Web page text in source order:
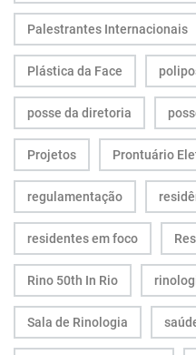
Palestrantes Internacionais
Plástica da Face
posse da diretoria
Projetos Prontuário
regulamentação
residentes em foco
Rino 50th In Rio
Sala de Rinologia